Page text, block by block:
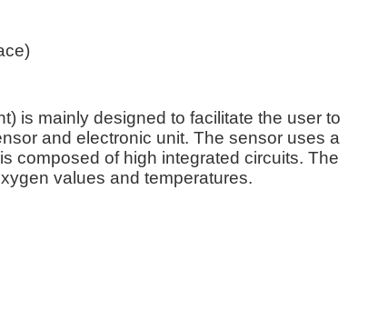
is mainly designed to facilitate the user to
and electronic unit. The sensor uses a
composed of high integrated circuits. The
values and temperatures.